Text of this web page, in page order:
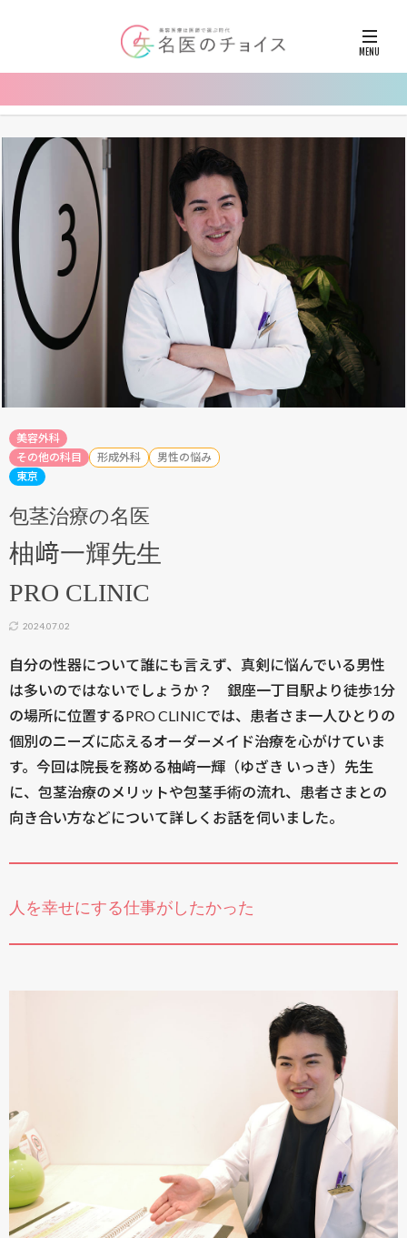
美容外科
その他の科目
形成外科
男性の悩み
東京
包茎治療の名医
柚﨑一輝先生
PRO CLINIC
2024.07.02
自分の性器について誰にも言えず、真剣に悩んでいる男性
は多いのではないでしょうか？ 銀座一丁目駅より徒歩1分
の場所に位置するPRO CLINICでは、患者さま一人ひとりの
個別のニーズに応えるオーダーメイド治療を心がけていま
す。今回は院長を務める柚﨑一輝（ゆざき いっき）先生
に、包茎治療のメリットや包茎手術の流れ、患者さまとの
向き合い方などについて詳しくお話を伺いました。
人を幸せにする仕事がしたかった